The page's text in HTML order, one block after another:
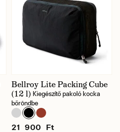
Bellroy Lite Packing Cube
(12 l) Kiegészítő pakoló kocka
bőröndbe
21 900 Ft